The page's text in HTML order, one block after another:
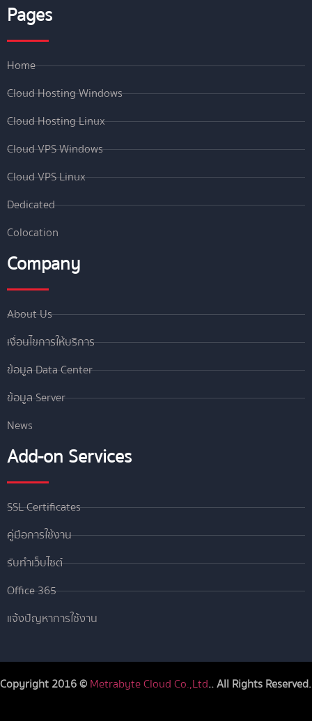
Pages
Home
Cloud Hosting Windows
Cloud Hosting Linux
Cloud VPS Windows
Cloud VPS Linux
Dedicated
Colocation
Company
About Us
เงื่อนไขการให้บริการ
ข้อมูล Data Center
ข้อมูล Server
News
Add-on Services
SSL Certificates
คู่มือการใช้งาน
รับทำเว็บไซต์
Office 365
แจ้งปัญหาการใช้งาน
Copyright 2016 ©Metrabyte Cloud Co.,Ltd.. All Rights Reserved.